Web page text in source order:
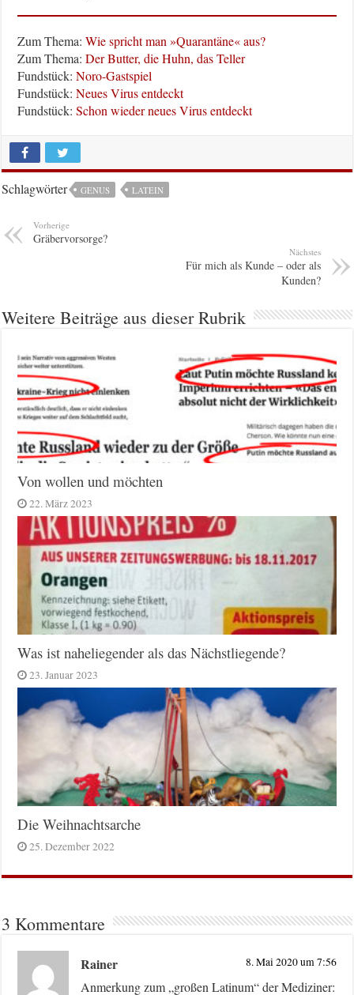
Zum Thema:Wie spricht man »Quarantäne« aus?
Zum Thema:Der Butter, die Huhn, das Teller
Fundstück:Noro-Gastspiel
Fundstück:Neues Virus entdeckt
Fundstück:Schon wieder neues Virus entdeckt
Schlagwörter GENUS LATEIN
Vorherige
Gräbervorsorge?
Nächstes
Für mich als Kunde – oder als
Kunden?
Weitere Beiträge aus dieser Rubrik
Von wollen und möchten
22. März 2023
Was ist naheliegender als das Nächstliegende?
23. Januar 2023
Die Weihnachtsarche
25. Dezember 2022
3 Kommentare
Rainer 8. Mai 2020 um 7:56
Anmerkung zum „großen Latinum“ der Mediziner: